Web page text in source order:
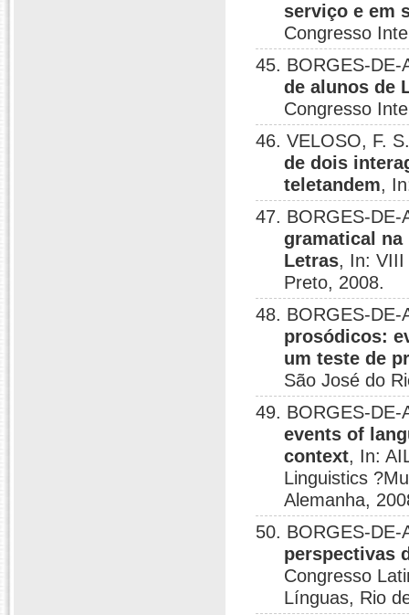
serviço e em
Congresso
45. BORGES-
de alunos de
Congresso
46. VELOSO, F.
de dois
teletandem,
47. BORGES-
gramatical
Letras, In: VIII
Preto, 2008.
48. BORGES-
prosódicos:
um teste de
São José do
49. BORGES-
events of
context, In:
Linguistics
Alemanha,
50. BORGES-
perspectivas
Congresso
Línguas, Rio